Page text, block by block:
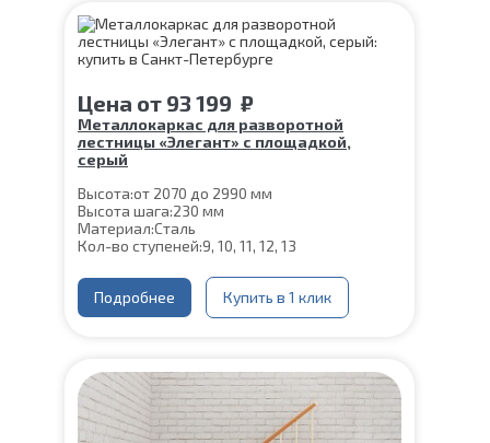
Цена от 93 199 ₽
Металлокаркас для разворотной
лестницы «Элегант» с площадкой,
серый
Высота:от 2070 до 2990 мм
Высота шага:230 мм
Материал:Сталь
Кол-во ступеней:9, 10, 11, 12, 13
Подробнее Купить в 1 клик